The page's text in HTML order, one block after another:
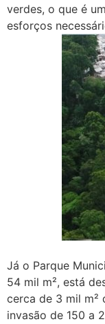
verdes, o que é
esforços
Já o Parque
54 mil m², está
cerca de 3 mil m²
invasão de 150 a